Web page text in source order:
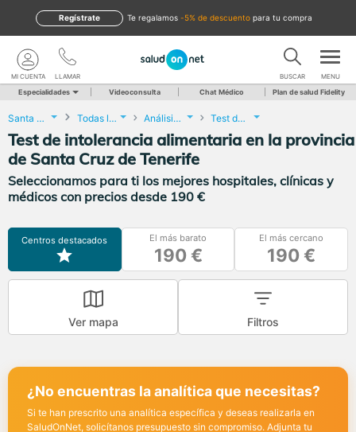
te regalamos -5% de descuento para tu compra
Regístrate
LLAMAR
MI CUENTA BUSCAR MENU
Especialidades Videoconsulta Chat Médico Plan de salud Fidelity
Santa Cruz de Tenerife Todas las localidades Análisis Clínicos Test de intolerancia alimentaria
Test de intolerancia alimentaria en la provincia
de Santa Cruz de Tenerife
Seleccionamos para ti los mejores hospitales, clínicas y
médicos con precios desde 190 €
Centros destacados El más barato
190 €
El más cercano
190 €
Ver mapa Filtros
¿No encuentras la analítica que necesitas?
Si te han prescrito una analítica específica y deseas realizarla en
SaludOnNet, solicítanos presupuesto sin compromiso. Adjunta tu